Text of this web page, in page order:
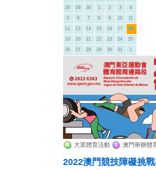
28 29 30 1 2 3 4
5 6 7 8 9 10 11
12 13 14 15 16 17 18
19 20 21 22 23 24 25
26 27 28 29 30 31 1
大眾體育活動 澳門舉辦體
2022澳門競技障礙挑